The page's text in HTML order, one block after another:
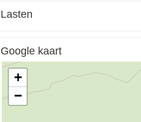
Lasten
Google kaart
+
−